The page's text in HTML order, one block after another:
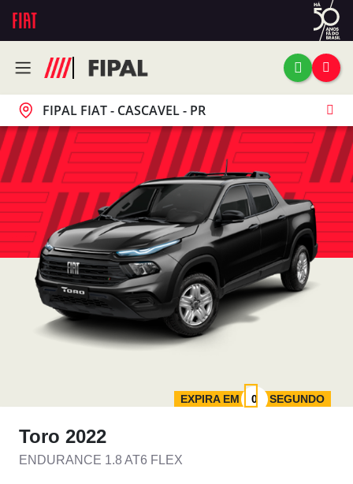
FIPAL FIAT - CASCAVEL - PR
EXPIRA EM SEGUNDO
Toro 2022
ENDURANCE 1.8 AT6 FLEX